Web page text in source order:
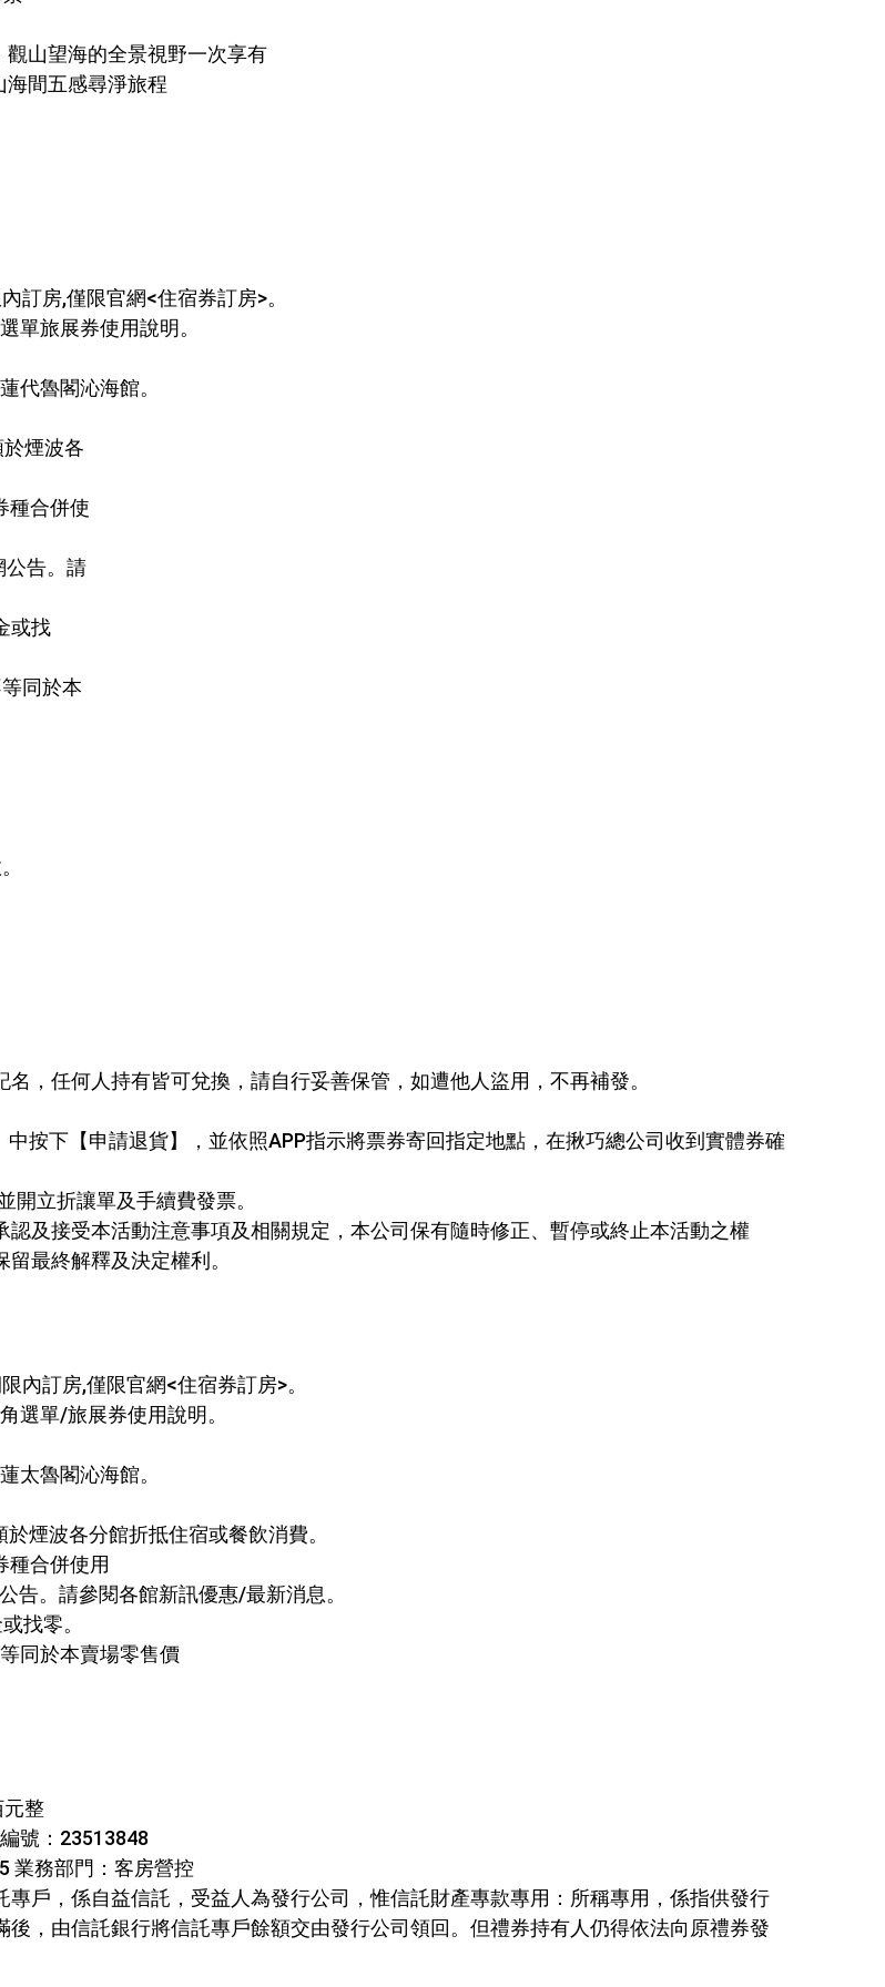
山望海的全景視野一次享有
間五感尋淨旅程
訂房,僅限官網<住宿券訂房>。
單旅展券使用說明。
代魯閣沁海館。
煙波各
種合併使
公告。請
或找
同於本
，任何人持有皆可兌換，請自行妥善保管，如遭他人盜用，不再補發。
按下【申請退貨】，並依照APP指示將票券寄回指定地點，在揪巧總公司收到實體券確
開立折讓單及手續費發票。
及接受本活動注意事項及相關規定，本公司保有隨時修正、暫停或終止本活動之權
最終解釋及決定權利。
內訂房,僅限官網<住宿券訂房>。
選單/旅展券使用說明。
太魯閣沁海館。
煙波各分館折抵住宿或餐飲消費。
種合併使用
告。請參閱各館新訊優惠/最新消息。
找零。
同於本賣場零售價
整
號：23513848
業務部門：客房營控
戶，係自益信託，受益人為發行公司，惟信託財產專款專用：所稱專用，係指供發行
，由信託銀行將信託專戶餘額交由發行公司領回。但禮券持有人仍得依法向原禮券發